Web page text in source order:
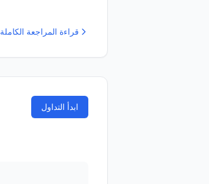
قراءة المراجعة الكاملة
ابدأ التداول